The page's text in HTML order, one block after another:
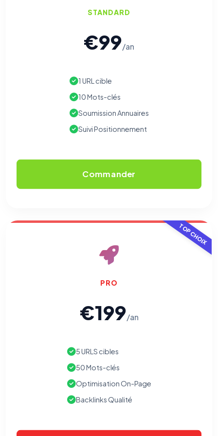
STANDARD
€99/an
1 URL cible
10 Mots-clés
Soumission Annuaires
Suivi Positionnement
Commander
TOP CHOIX
PRO
€199/an
5 URLS cibles
50 Mots-clés
Optimisation On-Page
Backlinks Qualité